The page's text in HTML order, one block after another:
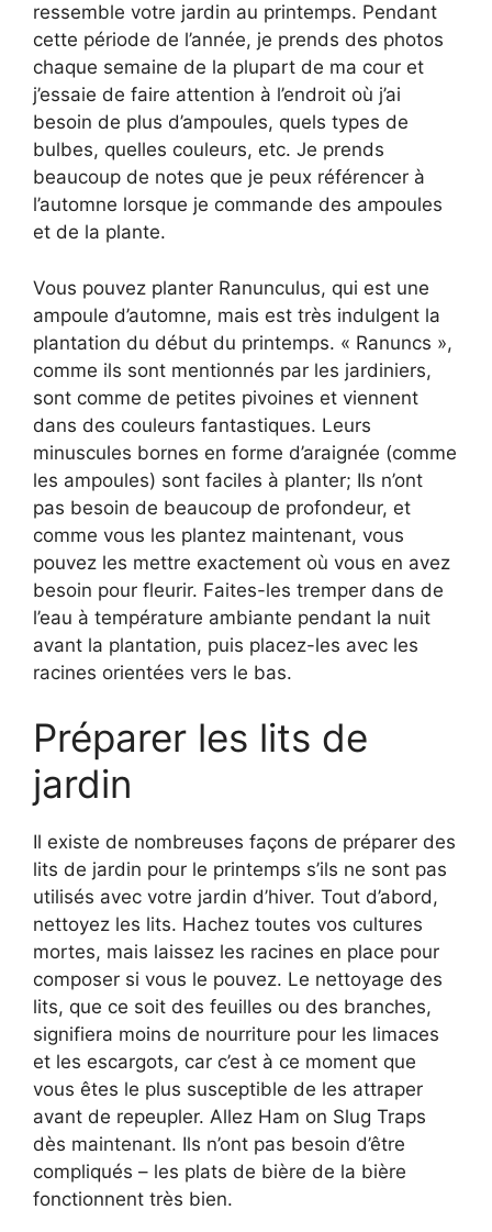
ressemble votre jardin au printemps. Pendant
cette période de l’année, je prends des photos
chaque semaine de la plupart de ma cour et
j’essaie de faire attention à l’endroit où j’ai
besoin de plus d’ampoules, quels types de
bulbes, quelles couleurs, etc. Je prends
beaucoup de notes que je peux référencer à
l’automne lorsque je commande des ampoules
et de la plante.
Vous pouvez planter Ranunculus, qui est une
ampoule d’automne, mais est très indulgent la
plantation du début du printemps. « Ranuncs »,
comme ils sont mentionnés par les jardiniers,
sont comme de petites pivoines et viennent
dans des couleurs fantastiques. Leurs
minuscules bornes en forme d’araignée (comme
les ampoules) sont faciles à planter; Ils n’ont
pas besoin de beaucoup de profondeur, et
comme vous les plantez maintenant, vous
pouvez les mettre exactement où vous en avez
besoin pour fleurir. Faites-les tremper dans de
l’eau à température ambiante pendant la nuit
avant la plantation, puis placez-les avec les
racines orientées vers le bas.
Préparer les lits de
jardin
Il existe de nombreuses façons de préparer des
lits de jardin pour le printemps s’ils ne sont pas
utilisés avec votre jardin d’hiver. Tout d’abord,
nettoyez les lits. Hachez toutes vos cultures
mortes, mais laissez les racines en place pour
composer si vous le pouvez. Le nettoyage des
lits, que ce soit des feuilles ou des branches,
signifiera moins de nourriture pour les limaces
et les escargots, car c’est à ce moment que
vous êtes le plus susceptible de les attraper
avant de repeupler. Allez Ham on Slug Traps
dès maintenant. Ils n’ont pas besoin d’être
compliqués – les plats de bière de la bière
fonctionnent très bien.